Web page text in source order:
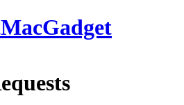
MacGadget